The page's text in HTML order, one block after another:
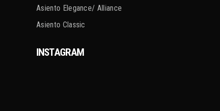
Asiento Elegance/ Alliance
Asiento Classic
INSTAGRAM